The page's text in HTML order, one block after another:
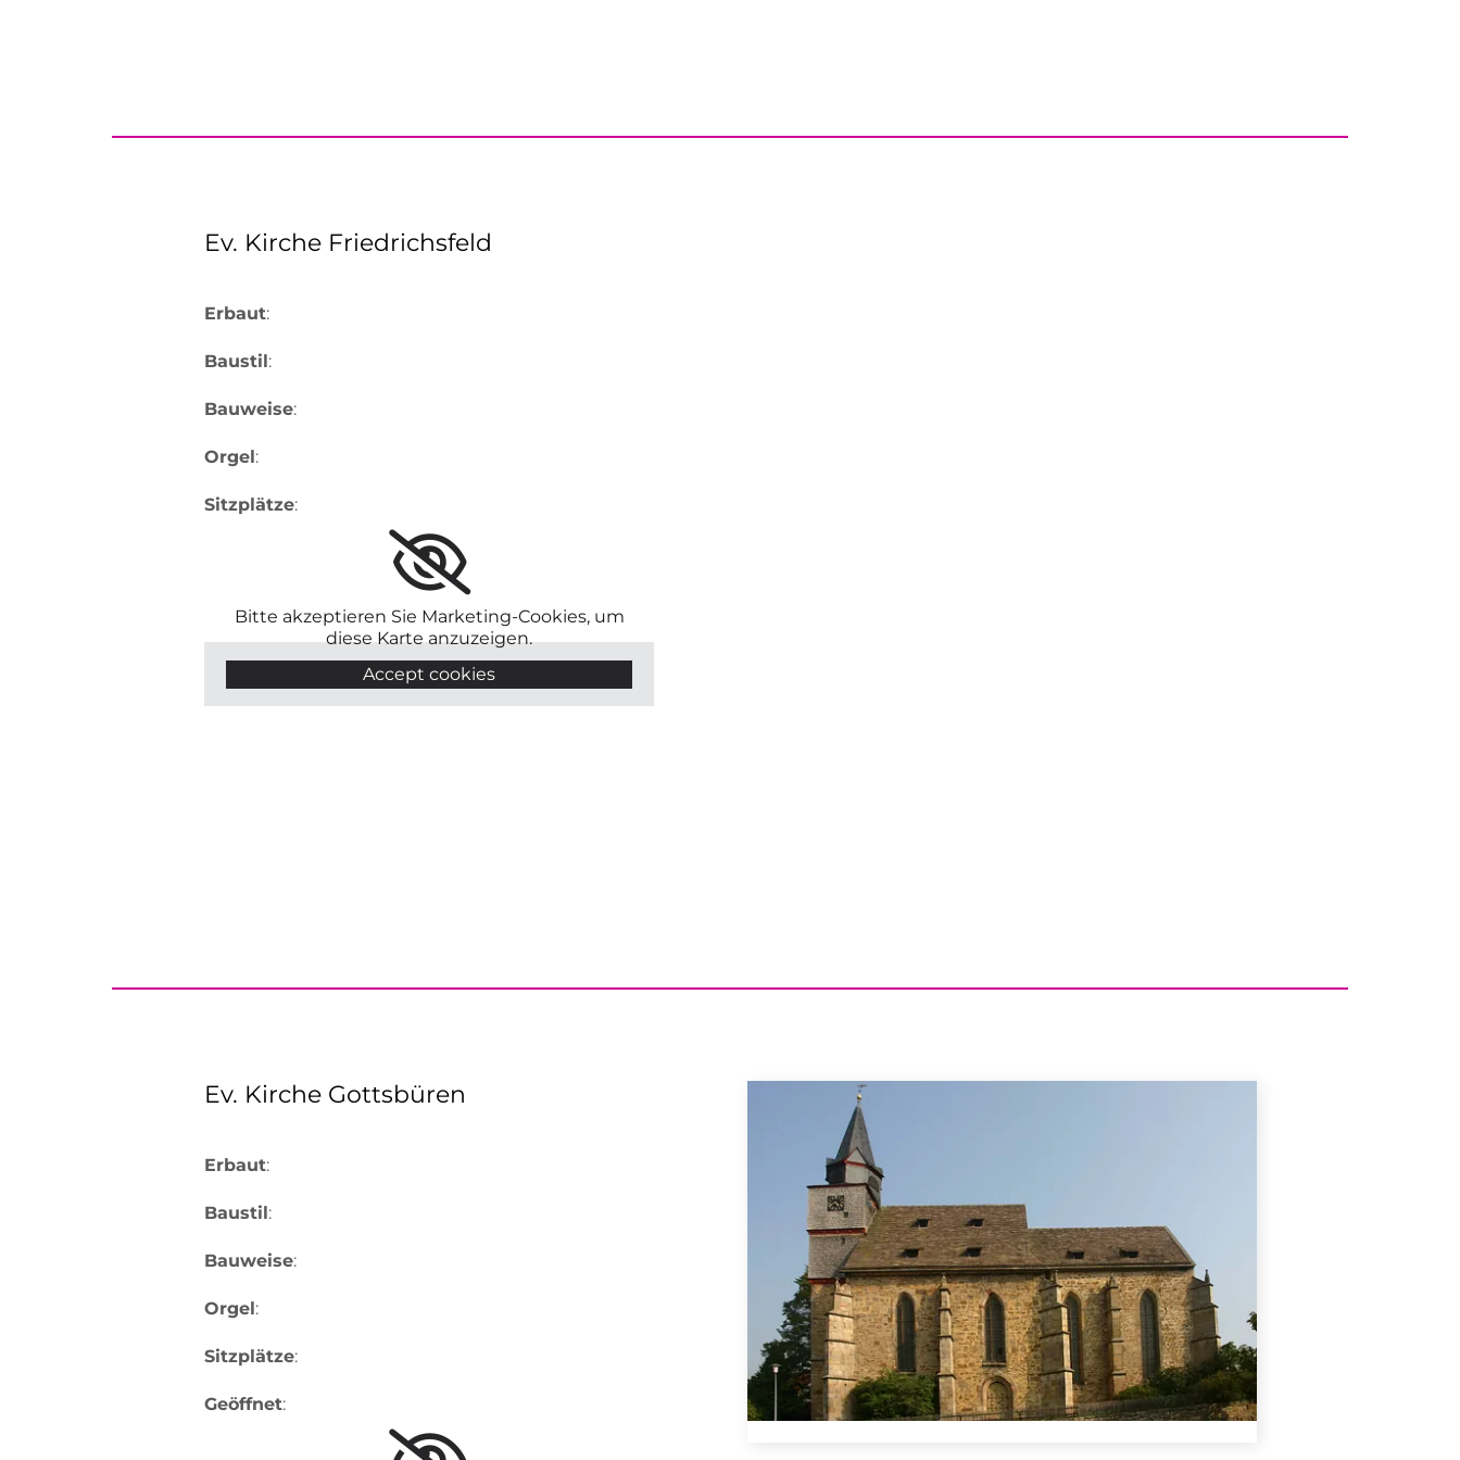
Ev. Kirche Friedrichsfeld
Erbaut:
Baustil:
Bauweise:
Orgel:
Sitzplätze:
Bitte akzeptieren Sie Marketing-Cookies, um
diese Karte anzuzeigen.
Accept cookies
Ev. Kirche Gottsbüren
Erbaut:
Baustil:
Bauweise:
Orgel:
Sitzplätze:
Geöffnet: